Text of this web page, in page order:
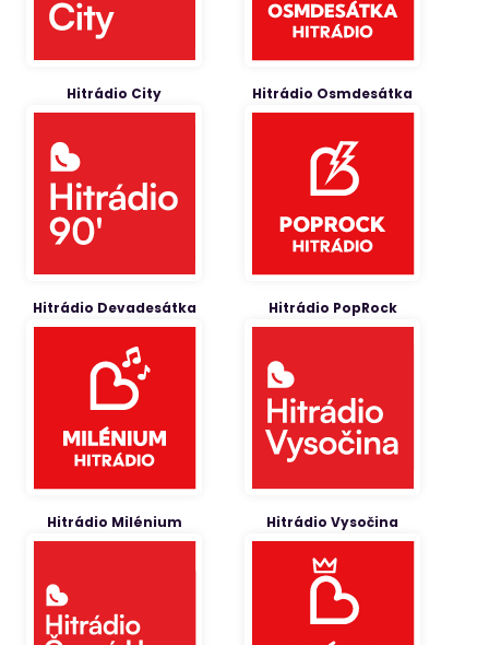
Hitrádio City Hitrádio Osmdesátka
Hitrádio Devadesátka Hitrádio PopRock
Hitrádio Milénium Hitrádio Vysočina